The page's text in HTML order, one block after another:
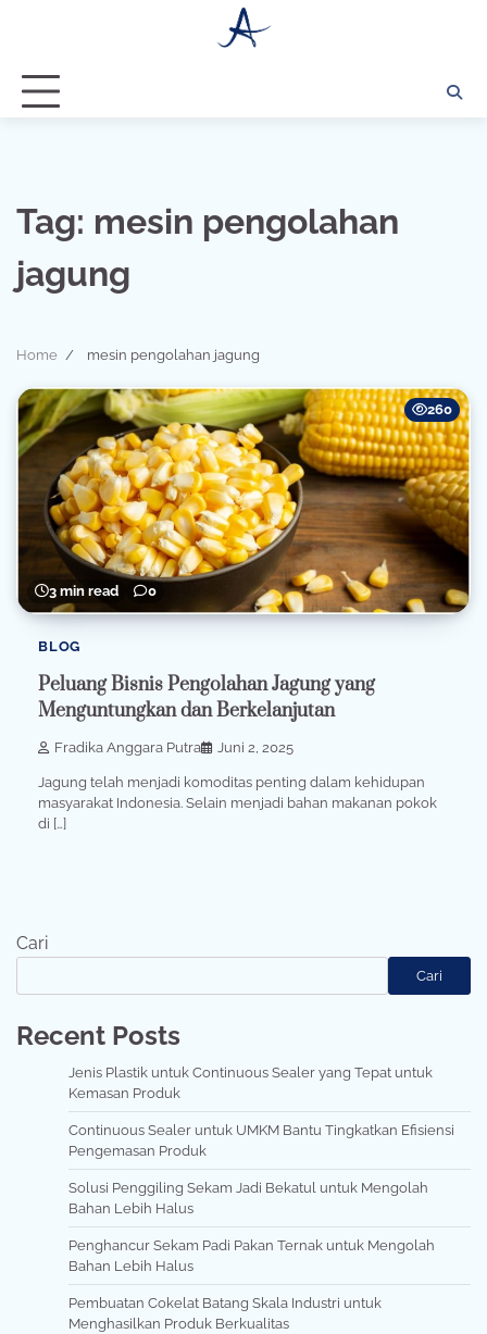
Tag: mesin pengolahan
jagung
Home mesin pengolahan jagung
3 min read 0
260
BLOG
Peluang Bisnis Pengolahan Jagung yang
Menguntungkan dan Berkelanjutan
Fradika Anggara Putra Juni 2, 2025
Jagung telah menjadi komoditas penting dalam kehidupan
masyarakat Indonesia. Selain menjadi bahan makanan pokok
di […]
Cari
Cari
Recent Posts
Jenis Plastik untuk Continuous Sealer yang Tepat untuk
Kemasan Produk
Continuous Sealer untuk UMKM Bantu Tingkatkan Efisiensi
Pengemasan Produk
Solusi Penggiling Sekam Jadi Bekatul untuk Mengolah
Bahan Lebih Halus
Penghancur Sekam Padi Pakan Ternak untuk Mengolah
Bahan Lebih Halus
Pembuatan Cokelat Batang Skala Industri untuk
Menghasilkan Produk Berkualitas